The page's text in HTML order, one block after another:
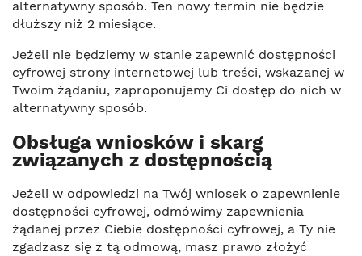
alternatywny sposób. Ten nowy termin nie będzie
dłuższy niż 2 miesiące.
Jeżeli nie będziemy w stanie zapewnić dostępności
cyfrowej strony internetowej lub treści, wskazanej w
Twoim żądaniu, zaproponujemy Ci dostęp do nich w
alternatywny sposób.
Obsługa wniosków i skarg
związanych z dostępnością
Jeżeli w odpowiedzi na Twój wniosek o zapewnienie
dostępności cyfrowej, odmówimy zapewnienia
żądanej przez Ciebie dostępności cyfrowej, a Ty nie
zgadzasz się z tą odmową, masz prawo złożyć